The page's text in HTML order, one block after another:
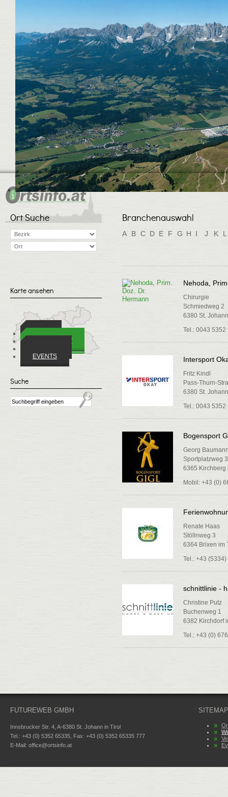
WIRTSCHAFT
EVENTS
Ort Suche
Karte ansehen
Suche
Branchenauswahl
A B C D E F G H I J K L
Nehoda,
Chirurgie
Schmiedweg 2
6380 St.
Tel.: 0043 5352
Intersport
Fritz Kindl
Pass-Thurn-
6380 St.
Tel.: 0043 5352
Bogensport
Georg
Sportplatzweg
6365 Kirchberg
Mobil: +43 (0)
Renate Haas
Stöllnweg 3
6364 Brixen im
Tel.: +43
schnittlinie -
Christine Putz
Buchenweg 1
6382 Kirchdorf
Tel.: +43 (0)
FUTUREWEB GMBH
Innsbrucker Str. 4, A-6380 St. Johann in Tirol
Tel.: +43 (0) 5352 65335, Fax: +43 (0) 5352 65335 777
E-Mail: office@ortsinfo.at
SITEMAP